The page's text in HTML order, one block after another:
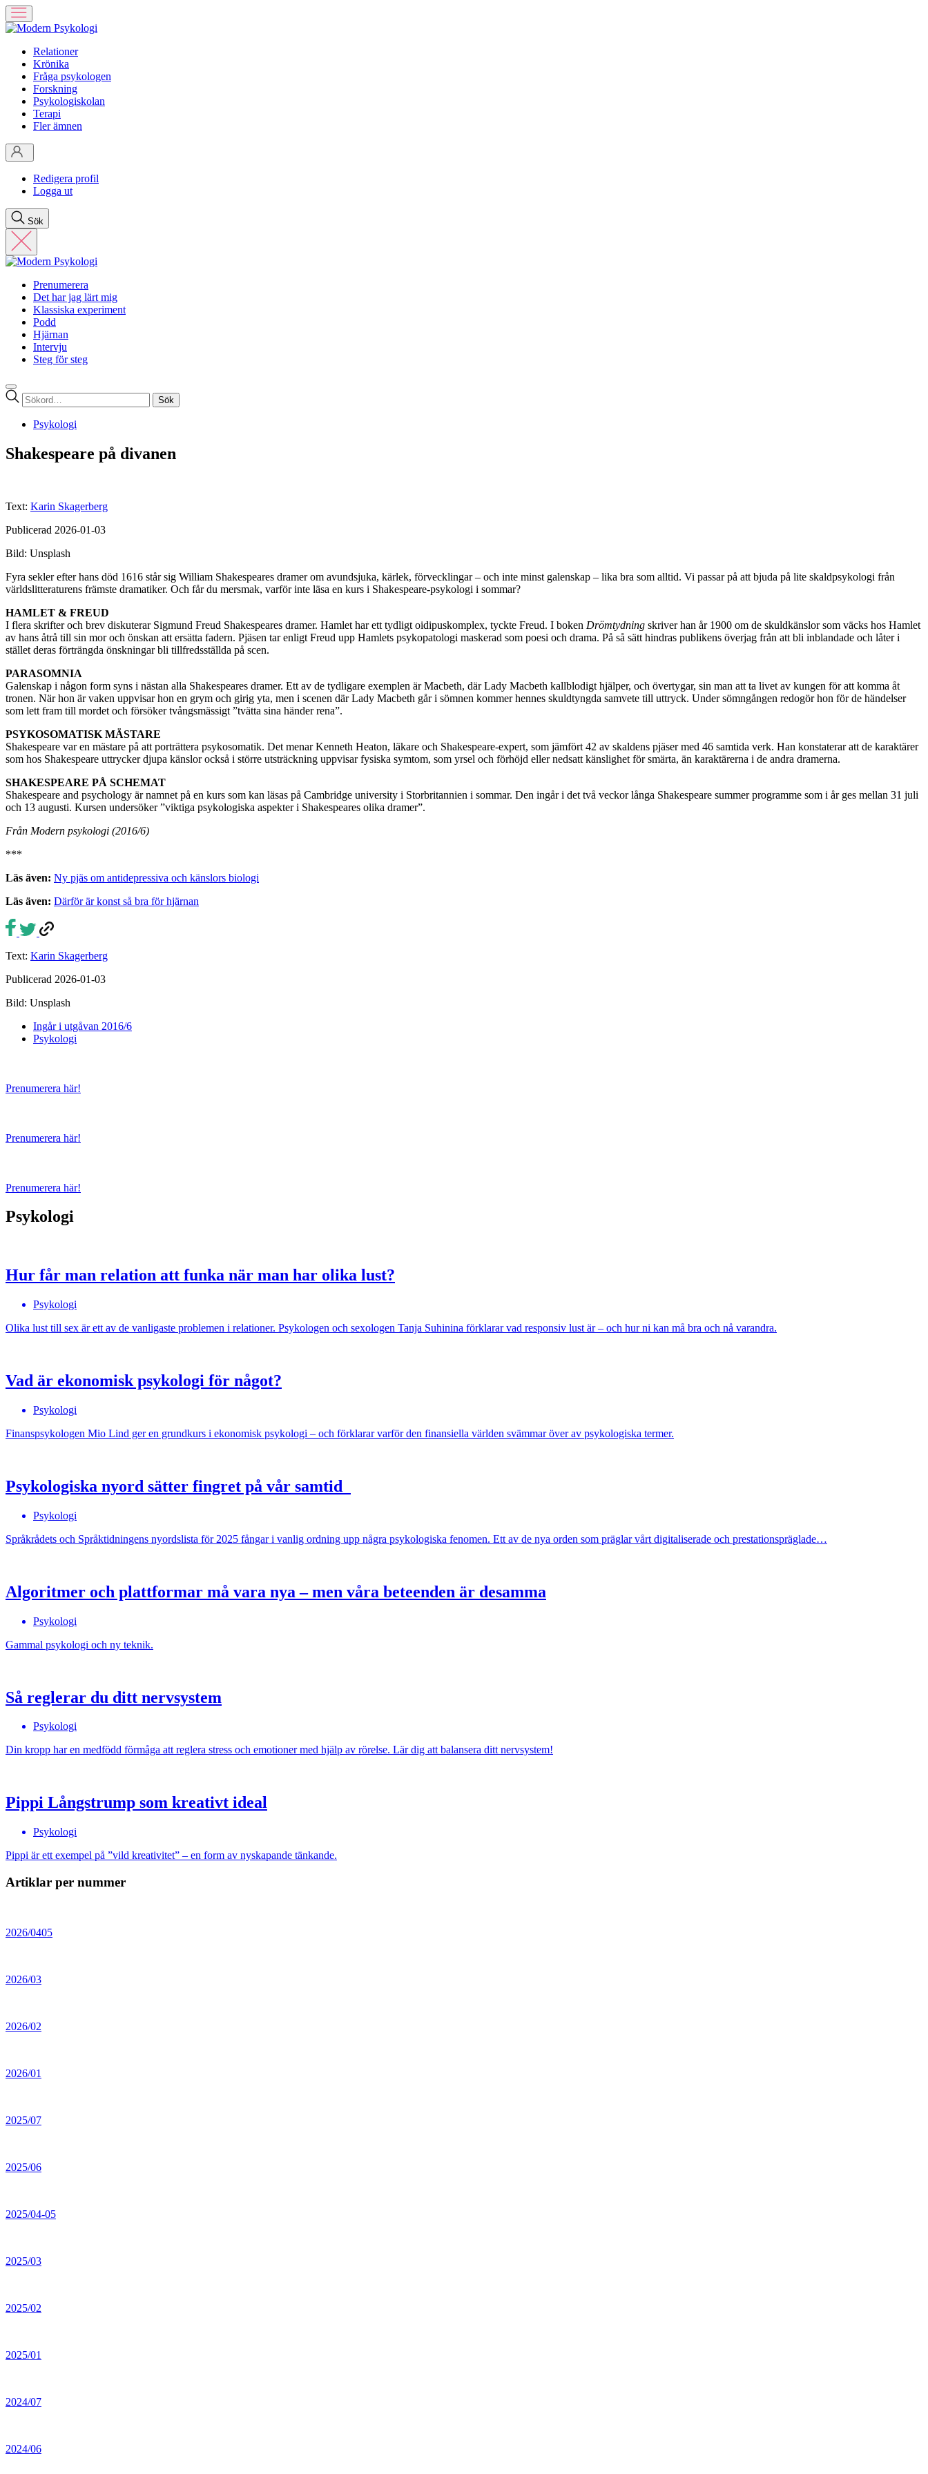
Relationer
Krönika
Fråga psykologen
Forskning
Psykologiskolan
Terapi
Fler ämnen
Redigera profil
Logga ut
Sök
Prenumerera
Det har jag lärt mig
Klassiska experiment
Podd
Hjärnan
Intervju
Steg för steg
Sök
efter:
Psykologi
Shakespeare på divanen
Text: Karin Skagerberg
Publicerad 2026-01-03
Bild: Unsplash
Fyra sekler efter hans död 1616 står sig William Shakespeares dramer om avundsjuka, kärlek, förvecklingar – och inte minst galenskap – lika bra som alltid. Vi passar på att bjuda på lite skaldpsykologi från
världslitteraturens främste dramatiker. Och får du mersmak, varför inte läsa en kurs i Shakespeare-psykologi i sommar?
HAMLET & FREUD
I flera skrifter och brev diskuterar Sigmund Freud Shake­speares dramer. Hamlet har ett tydligt oidipuskomplex, tyckte Freud. I boken Drömtydning skriver han år 1900 om de skuldkänslor som väcks hos Hamlet
av hans åtrå till sin mor och önskan att ersätta fadern. Pjäsen tar enligt Freud upp Hamlets psykopatologi maskerad som poesi och drama. På så sätt hindras publikens överjag från att bli inblandade och låter i
stället deras förträngda önskningar bli tillfredsställda på scen.
PARASOMNIA
Galenskap i någon form syns i nästan alla Shakespeares dramer. Ett av de tydligare exemplen är Macbeth, där Lady Macbeth kallblodigt hjälper, och övertygar, sin man att ta livet av kungen för att komma åt
tronen. När hon är vaken uppvisar hon en grym och girig yta, men i scenen där Lady Macbeth går i sömnen kommer hennes skuldtyngda samvete till uttryck. Under sömngången redogör hon för de händelser
som lett fram till mordet och försöker tvångsmässigt ”tvätta sina händer rena”.
PSYKOSOMATISK MÄSTARE
Shakespeare var en mästare på att porträttera psykosomatik. Det menar Kenneth Heaton, läkare och Shakespeare-expert, som jämfört 42 av skaldens pjäser med 46 samtida verk. Han konstaterar att de karaktärer
som hos Shakespeare uttrycker djupa känslor också i större utsträckning uppvisar fysiska symtom, som yrsel och förhöjd eller nedsatt känslighet för smärta, än karaktärerna i de andra dramerna.
SHAKESPEARE PÅ SCHEMAT
Shakespeare and psychology är namnet på en kurs som kan läsas på Cambridge university i Storbritannien i sommar. Den ingår i det två veckor långa Shake­speare summer programme som i år ges mellan 31 juli
och 13 augusti. Kursen undersöker ”viktiga psykologiska aspekter i Shakespeares olika dramer”.
Från Modern psykologi (2016/6)
***
Läs även: Ny pjäs om antidepressiva och känslors biologi
Läs även: Därför är konst så bra för hjärnan
Text: Karin Skagerberg
Publicerad 2026-01-03
Bild: Unsplash
Ingår i utgåvan 2016/6
Psykologi
Prenumerera här!
Prenumerera här!
Prenumerera här!
Psykologi
Hur får man relation att funka när man har olika lust?
Psykologi
Olika lust till sex är ett av de vanligaste problemen i relationer. Psykologen och sexologen Tanja Suhinina förklarar vad responsiv lust är – och hur ni kan må bra och nå varandra.
Vad är ekonomisk psykologi för något?
Psykologi
Finanspsykologen Mio Lind ger en grundkurs i ekonomisk psykologi – och förklarar varför den finansiella världen svämmar över av psykologiska termer.
Psykologiska nyord sätter fingret på vår samtid
Psykologi
Språkrådets och Språktidningens nyordslista för 2025 fångar i vanlig ordning upp några psykologiska fenomen. Ett av de nya orden som präglar vårt digitaliserade och prestationspräglade…
Algoritmer och plattformar må vara nya – men våra beteenden är desamma
Psykologi
Gammal psykologi och ny teknik.
Så reglerar du ditt nervsystem
Psykologi
Din kropp har en medfödd förmåga att reglera stress och emotioner med hjälp av rörelse. Lär dig att balansera ditt nervsystem!
Pippi Långstrump som kreativt ideal
Psykologi
Pippi är ett exempel på ”vild kreativitet” – en form av nyskapande tänkande.
Artiklar per nummer
2026/0405
2026/03
2026/02
2026/01
2025/07
2025/06
2025/04-05
2025/03
2025/02
2025/01
2024/07
2024/06